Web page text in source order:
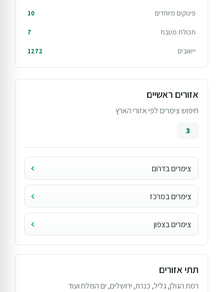
פינוקים מיוחדים 10
תכולת מטבח 7
יישובים 1272
אזורים ראשיים
חיפוש צימרים לפי אזורי הארץ
3
צימרים בדרום
צימרים במרכז
צימרים בצפון
תתי אזורים
רמת הגולן, גליל, כנרת, ירושלים, ים המלח ועוד